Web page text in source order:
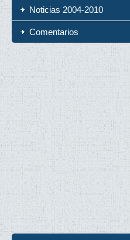
Noticias 2004-2010
Comentarios